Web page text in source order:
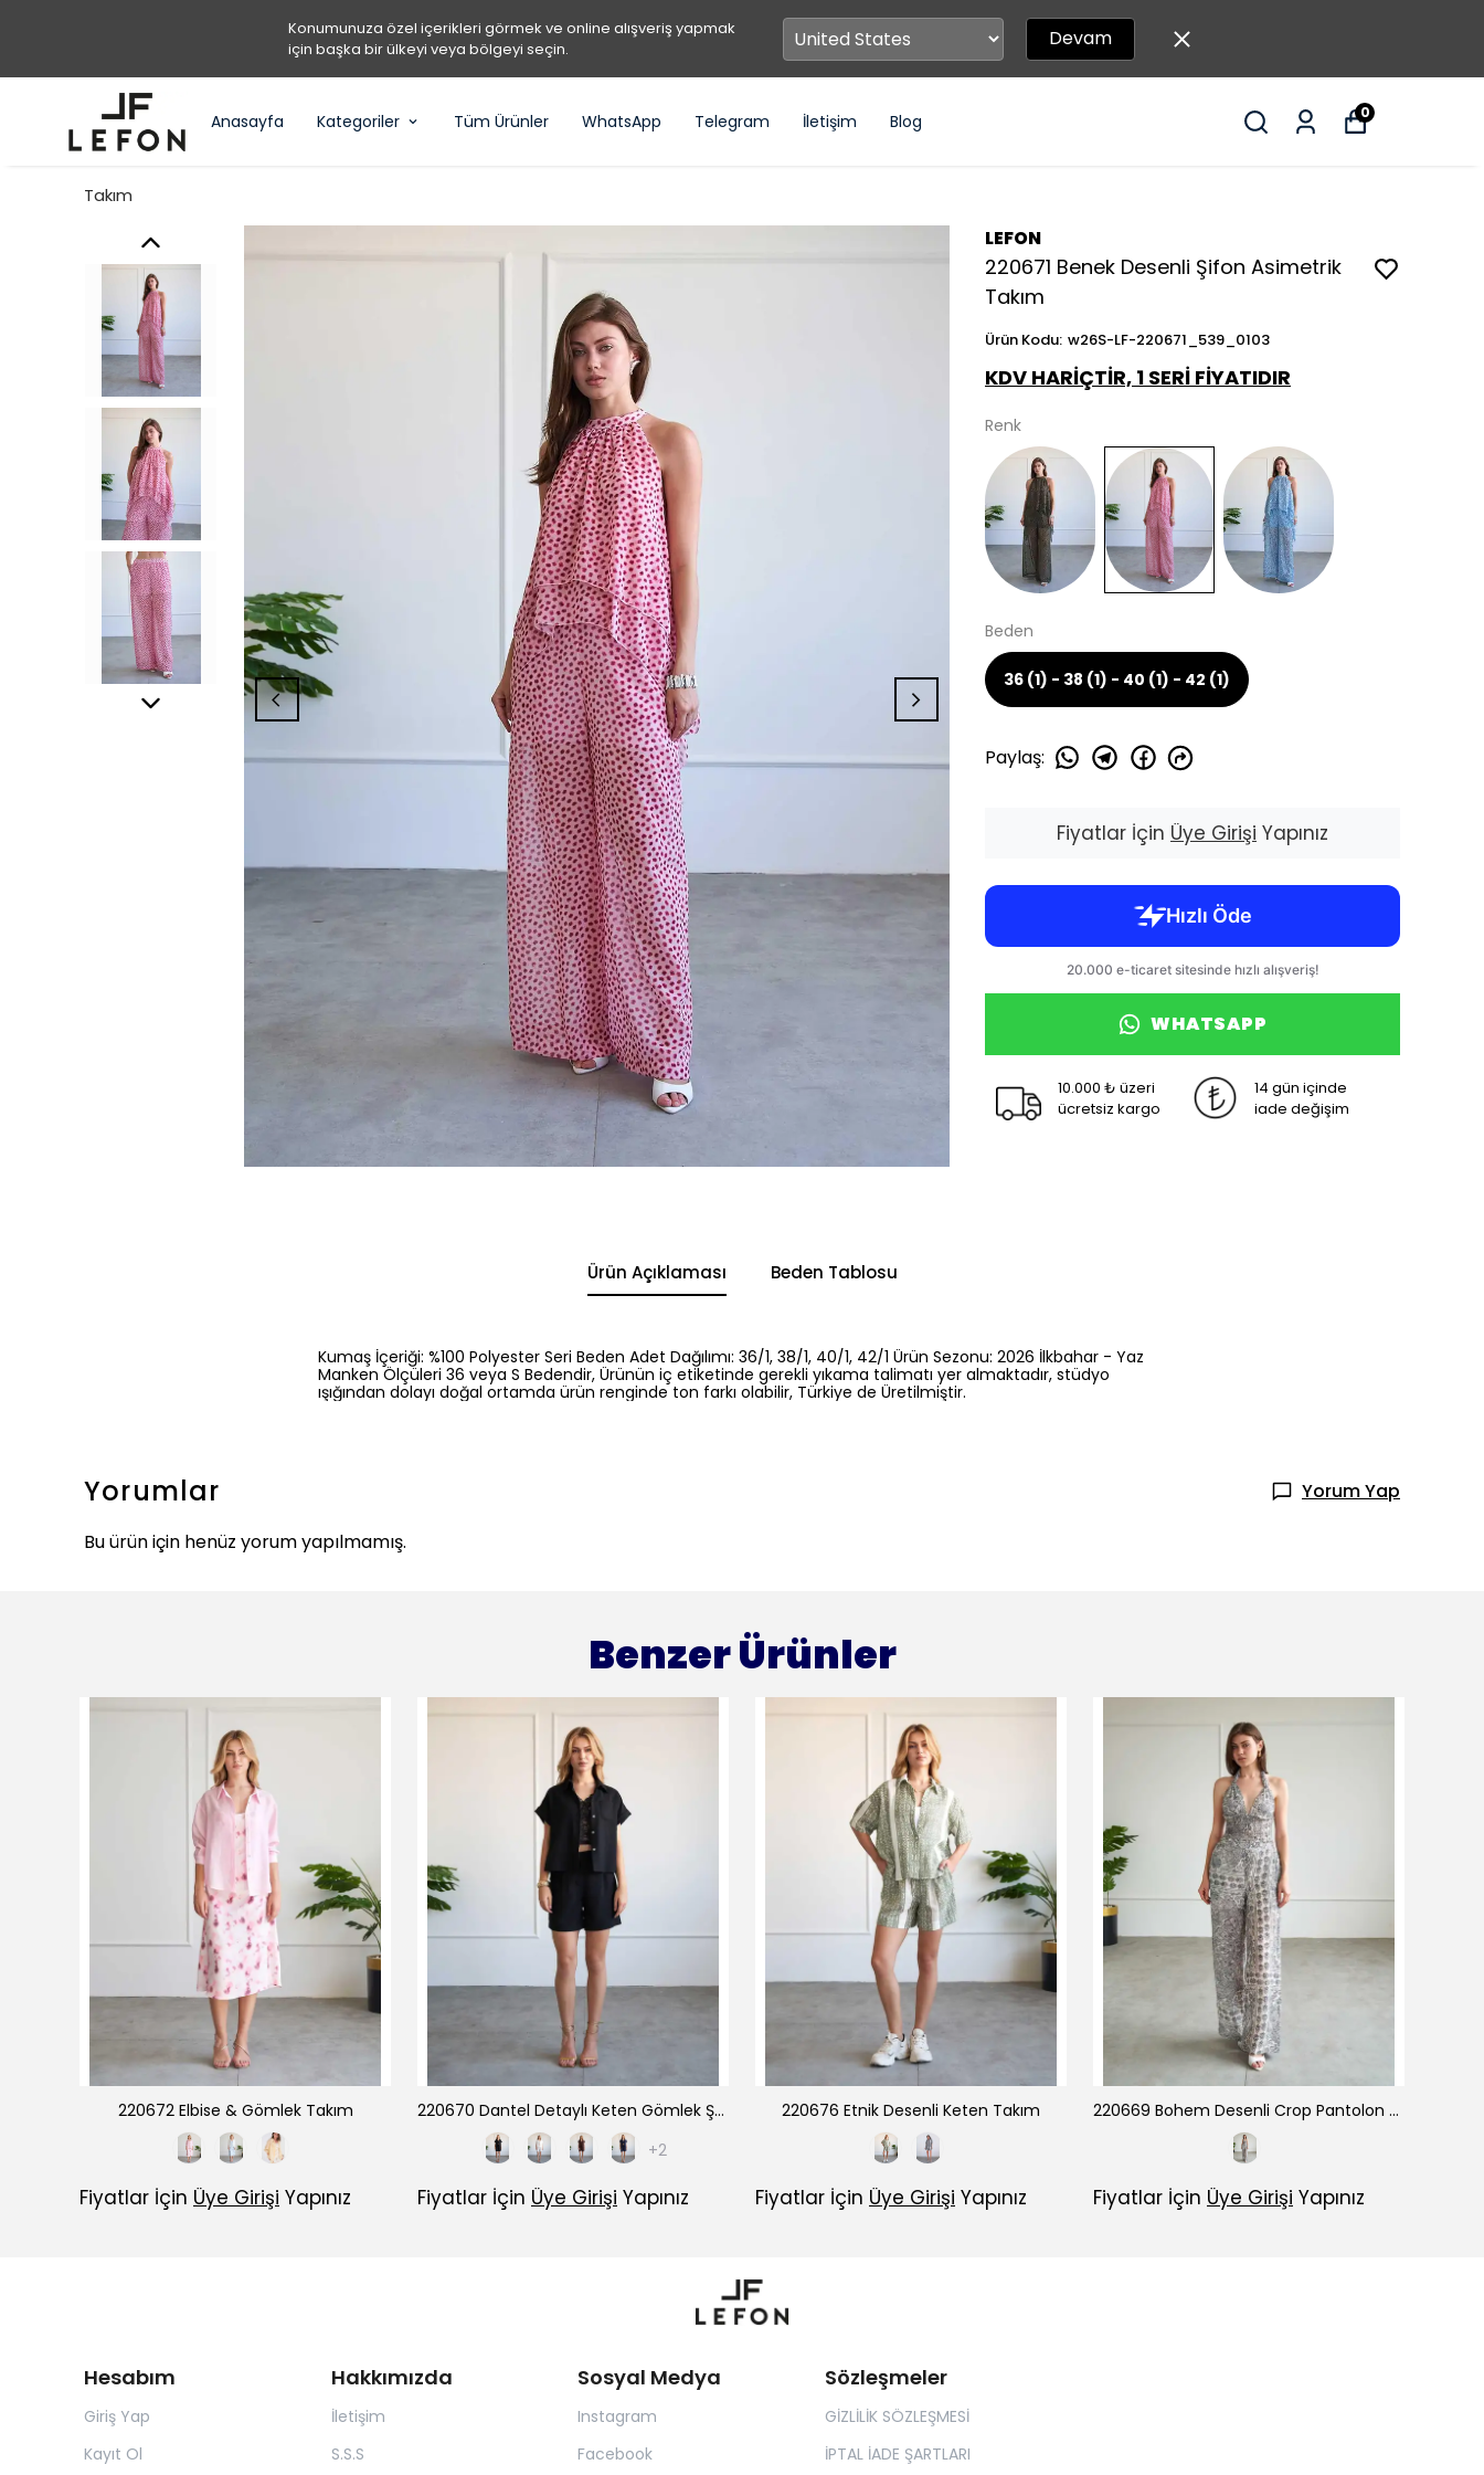
Konumunuza özel içerikleri görmek ve online alışveriş yapmak
için başka bir ülkeyi veya bölgeyi seçin.
Devam
Anasayfa Kategoriler Tüm Ürünler WhatsApp Telegram İletişim Blog 0
Takım
LEFON
220671 Benek Desenli Şifon Asimetrik
Takım
Ürün Kodu: w26S-LF-220671_539_0103
KDV HARİÇTİR, 1 SERİ FİYATIDIR
Renk
Beden
36 (1) - 38 (1) - 40 (1) - 42 (1)
Paylaş:
Fiyatlar İçin Üye Girişi Yapınız
WHATSAPP
10.000 ₺ üzeri
ücretsiz kargo
14 gün içinde
iade değişim
Ürün Açıklaması Beden Tablosu
Kumaş İçeriği: %100 Polyester Seri Beden Adet Dağılımı: 36/1, 38/1, 40/1, 42/1 Ürün Sezonu: 2026 İlkbahar - Yaz
Manken Ölçüleri 36 veya S Bedendir, Ürünün iç etiketinde gerekli yıkama talimatı yer almaktadır, stüdyo
ışığından dolayı doğal ortamda ürün renginde ton farkı olabilir, Türkiye de Üretilmiştir.
Yorumlar
Yorum Yap
Bu ürün için henüz yorum yapılmamış.
Benzer Ürünler
220672 Elbise & Gömlek Takım
Fiyatlar İçin Üye Girişi Yapınız
220670 Dantel Detaylı Keten Gömlek Şort Takım
+2
Fiyatlar İçin Üye Girişi Yapınız
220676 Etnik Desenli Keten Takım
Fiyatlar İçin Üye Girişi Yapınız
220669 Bohem Desenli Crop Pantolon Takım
Fiyatlar İçin Üye Girişi Yapınız
Hesabım
Giriş Yap
Kayıt Ol
Hakkımızda
İletişim
S.S.S
Sosyal Medya
Instagram
Facebook
Sözleşmeler
GİZLİLİK SÖZLEŞMESİ
İPTAL İADE ŞARTLARI